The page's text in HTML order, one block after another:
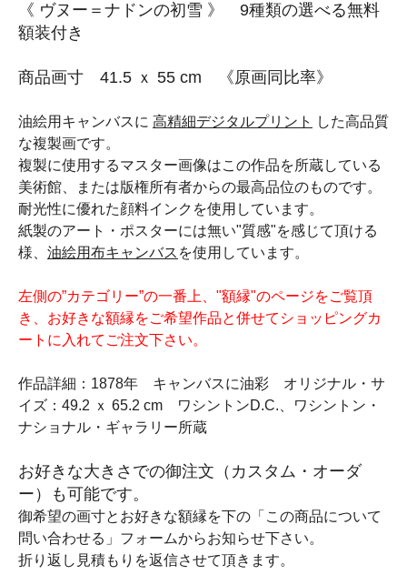
《 ヴヌー＝ナドンの初雪 》 9種類の選べる無料
額装付き
商品画寸 41.5 ｘ 55 cm 《原画同比率》
油絵用キャンバスに 高精細デジタルプリント
した高品質
な複製画です。
複製に使用するマスター画像はこの作品を所蔵している
美術館、または版権所有者からの最高品位のものです。
耐光性に優れた顔料インクを使用しています。
紙製のアート・ポスターには無い"質感"を感じて頂ける
様、 油絵用布キャンバス を使用しています。
左側の”カテゴリー”の一番上、"額縁"のページをご覧頂
き、お好きな額縁をご希望作品と併せてショッピングカ
ートに入れてご注文下さい。
作品詳細：1878年 キャンバスに油彩 オリジナル・サ
イズ：49.2 ｘ 65.2 cm ワシントンD.C.、ワシントン・
ナショナル・ギャラリー所蔵
お好きな大きさでの御注文（カスタム・オーダ
ー）も可能です。
御希望の画寸とお好きな額縁を下の「この商品について
問い合わせる」フォームからお知らせ下さい。
折り返し見積もりを返信させて頂きます。